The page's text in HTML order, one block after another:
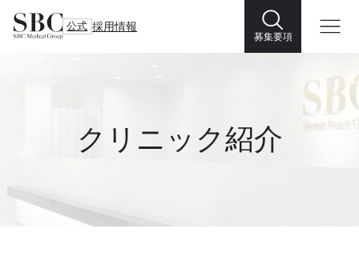
公式 採用情報
募集要項
クリニック紹介